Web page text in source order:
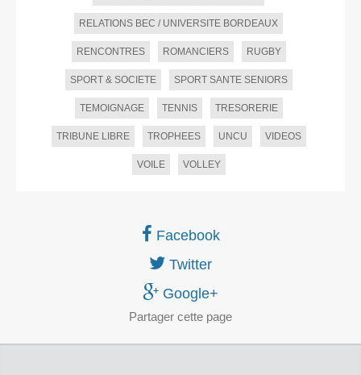
RELATIONS BEC / UNIVERSITE BORDEAUX
RENCONTRES ROMANCIERS RUGBY
SPORT & SOCIETE SPORT SANTE SENIORS
TEMOIGNAGE TENNIS TRESORERIE
TRIBUNE LIBRE TROPHEES UNCU VIDEOS
VOILE VOLLEY
Facebook
Twitter
Google+
Partager cette page